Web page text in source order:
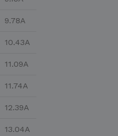
9.78A
10.43A
11.09A
11.74A
12.39A
13.04A